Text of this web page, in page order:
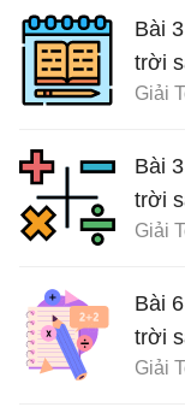
Bài
trời
Giải
Bài
trời
Giải
Bài
trời
Giải